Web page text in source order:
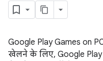
Google Play Games on
खेलने के लिए, Google Play